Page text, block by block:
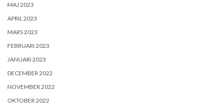
MAJ 2023
APRIL 2023
MARS 2023
FEBRUARI 2023
JANUARI 2023
DECEMBER 2022
NOVEMBER 2022
OKTOBER 2022